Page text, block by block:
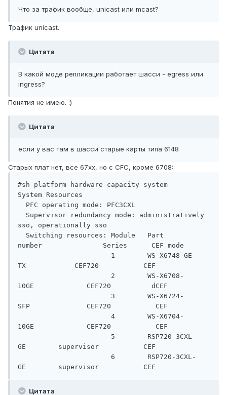
Что за трафик вообще, unicast или mcast?
Трафик unicast.
Цитата
В какой моде репликации работает шасси - egress или
ingress?
Понятия не имею. :)
Цитата
если у вас там в шасси старые карты типа 6148
Старых плат нет, все 67хх, но с CFC, кроме 6708:
#sh platform hardware capacity system
System Resources
PFC operating mode: PFC3CXL
Supervisor redundancy mode: administratively
sso, operationally sso
Switching resources: Module   Part
number               Series      CEF mode
1        WS-X6748-GE-
TX            CEF720           CEF
2        WS-X6708-
10GE             CEF720          dCEF
3        WS-X6724-
SFP              CEF720           CEF
4        WS-X6704-
10GE             CEF720           CEF
5        RSP720-3CXL-
GE        supervisor           CEF
6        RSP720-3CXL-
GE        supervisor           CEF
Цитата